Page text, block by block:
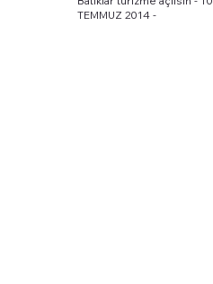
TEMMUZ 2014 -